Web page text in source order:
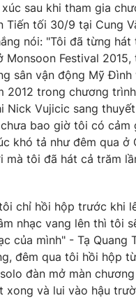
tế
sống
sống
tương lai
tuyến
sau khi tham gia
Tiến tối 30/9 tại Cung
nói: "Tôi đã từng hát
Monsoon Festival
sân vận động Mỹ Đình
2012 trong chương
Nick Vujicic sang
bao giờ tôi có cảm
khó tả như đêm qua ở
mà tôi đã hát cả trăm
chỉ hồi hộp trước khi
nhạc vang lên thì tôi
của mình" - Tạ Quang
đêm qua tôi hồi hộp
đàn mở màn
xong và lui vào hậu